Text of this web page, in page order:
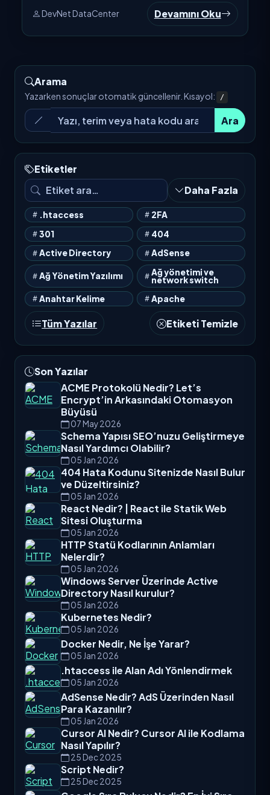
DevNet DataCenter Devamını Oku
Arama
Yazarken sonuçlar otomatik güncellenir. Kısayol: /
Ara
Etiketler
Daha Fazla
.htaccess
2FA
301
404
Active Directory
AdSense
Ağ Yönetim Yazılımı Ağ yönetimi ve
network switch
Anahtar Kelime
Apache
Tüm Yazılar Etiketi Temizle
Son Yazılar
ACME Protokolü Nedir? Let’s
Encrypt’in Arkasındaki Otomasyon
Büyüsü
07 May 2026
Schema Yapısı SEO’nuzu Geliştirmeye
Nasıl Yardımcı Olabilir?
05 Jan 2026
404 Hata Kodunu Sitenizde Nasıl Bulur
ve Düzeltirsiniz?
05 Jan 2026
React Nedir? | React ile Statik Web
Sitesi Oluşturma
05 Jan 2026
HTTP Statü Kodlarının Anlamları
Nelerdir?
05 Jan 2026
Windows Server Üzerinde Active
Directory Nasıl kurulur?
05 Jan 2026
Kubernetes Nedir?
05 Jan 2026
Docker Nedir, Ne İşe Yarar?
05 Jan 2026
.htaccess ile Alan Adı Yönlendirmek
05 Jan 2026
AdSense Nedir? AdS Üzerinden Nasıl
Para Kazanılır?
05 Jan 2026
Cursor AI Nedir? Cursor AI ile Kodlama
Nasıl Yapılır?
25 Dec 2025
Script Nedir?
25 Dec 2025